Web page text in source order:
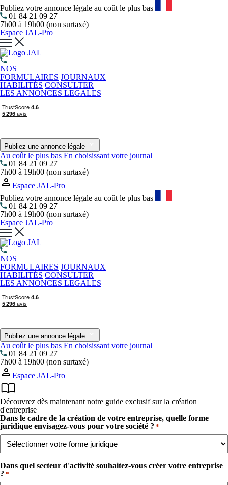
Publiez votre annonce légale au coût le plus bas
01 84 21 09 27
7h00 à 19h00 (non surtaxé)
Espace JAL-Pro
NOS
FORMULAIRES JOURNAUX
HABILITÉS CONSULTER
LES ANNONCES LEGALES
Publiez une annonce légale
Au coût le plus bas En choisissant votre journal
01 84 21 09 27
7h00 à 19h00 (non surtaxé)
Espace JAL-Pro
Publiez votre annonce légale au coût le plus bas
01 84 21 09 27
7h00 à 19h00 (non surtaxé)
Espace JAL-Pro
NOS
FORMULAIRES JOURNAUX
HABILITÉS CONSULTER
LES ANNONCES LEGALES
Publiez une annonce légale
Au coût le plus bas En choisissant votre journal
01 84 21 09 27
7h00 à 19h00 (non surtaxé)
Espace JAL-Pro
Découvrez dès maintenant notre guide exclusif sur la création
d'entreprise
Dans le cadre de la création de votre entreprise, quelle forme
juridique envisagez-vous pour votre société ? *
Dans quel secteur d'activité souhaitez-vous créer votre entreprise
?​ *